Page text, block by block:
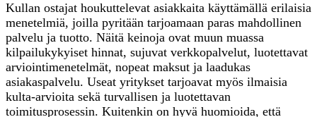
Kullan ostajat houkuttelevat asiakkaita käyttämällä erilaisia
menetelmiä, joilla pyritään tarjoamaan paras mahdollinen
palvelu ja tuotto. Näitä keinoja ovat muun muassa
kilpailukykyiset hinnat, sujuvat verkkopalvelut, luotettavat
arviointimenetelmät, nopeat maksut ja laadukas
asiakaspalvelu. Useat yritykset tarjoavat myös ilmaisia
kulta-arvioita sekä turvallisen ja luotettavan
toimitusprosessin. Kuitenkin on hyvä huomioida, että